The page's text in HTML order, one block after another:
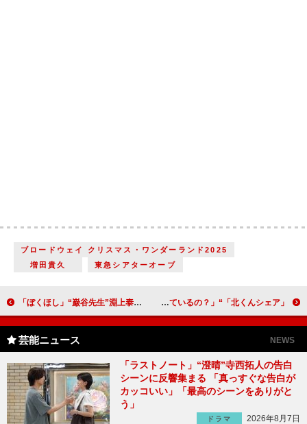
ブロードウェイ クリスマス・ワンダーランド2025
増⽥貴久
東急シアターオーブ
「ぼくほし」“巌谷先生”淵上泰史の最後の言葉に「ボロ泣き」 「すてきな先生」「健治と友達になってほしい」 「北くんシェア」“北くん”岩瀬洋志の不穏な屋上シーンに反響 「“京子”加藤千尋は、秘密を知っているの？」
芸能ニュース NEWS
「ラストノート」“澄晴”寺西拓人の告白
シーンに反響集まる 「真っすぐな告白が
カッコいい」「最高のシーンをありがと
う」
ドラマ 2026年8月7日